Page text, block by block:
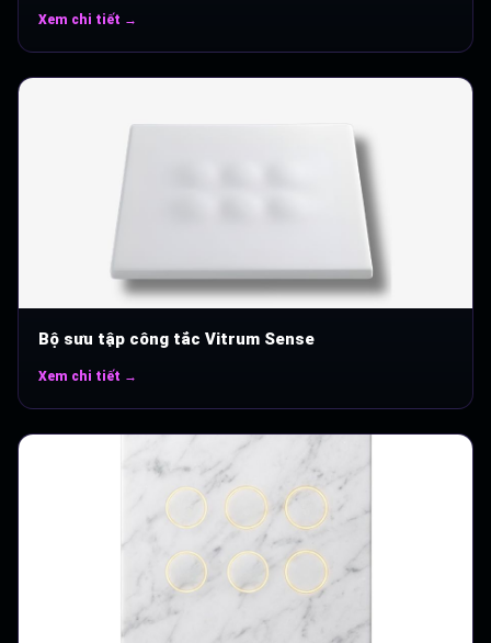
Xem chi tiết →
Bộ sưu tập công tắc Vitrum Sense
Xem chi tiết →